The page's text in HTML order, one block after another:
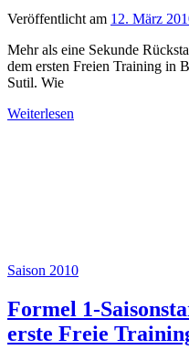
Veröffentlicht am 12. März
Mehr als eine Sekunde
dem ersten Freien Training in
Sutil. Wie
Weiterlesen
Saison 2010
Formel 1-
erste Freie